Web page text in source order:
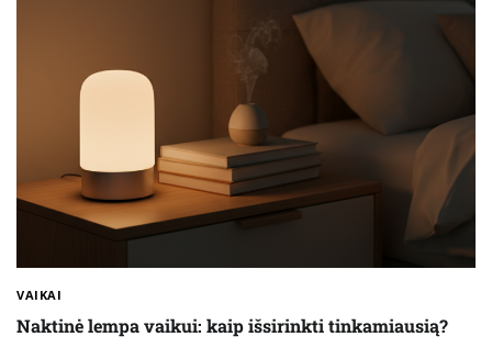
VAIKAI
Naktinė lempa vaikui: kaip išsirinkti tinkamiausią?